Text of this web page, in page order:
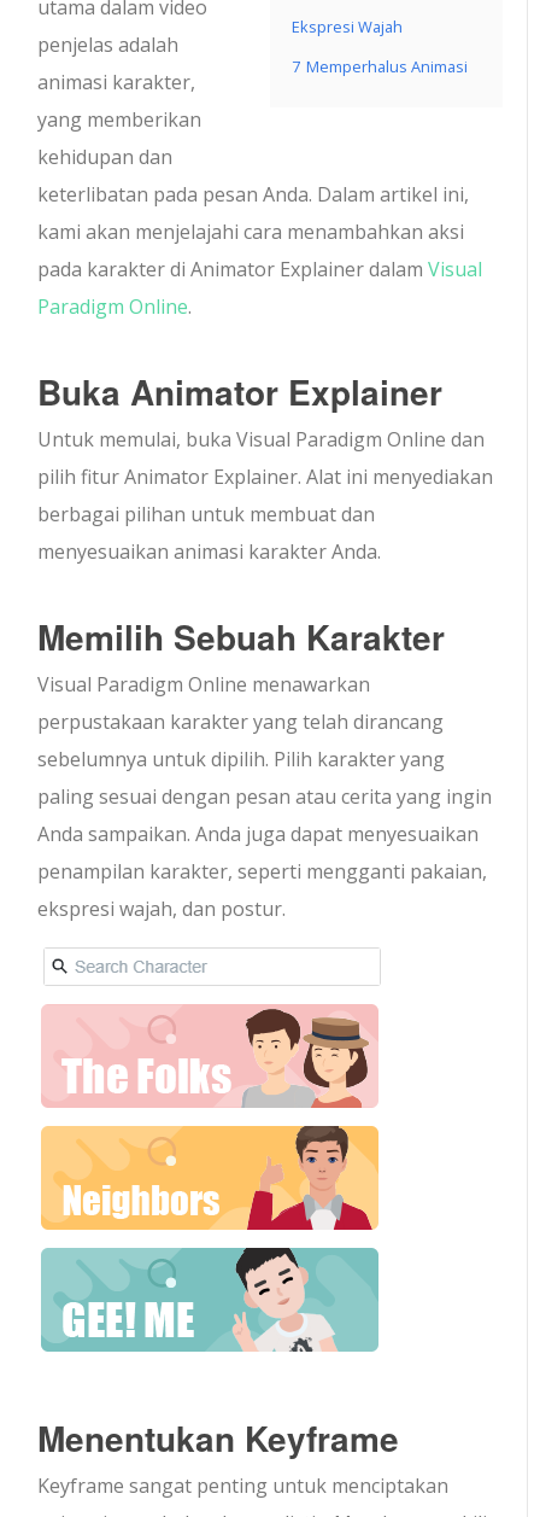
Ekspresi Wajah
7 Memperhalus Animasi
utama dalam video
penjelas adalah
animasi karakter,
yang memberikan
kehidupan dan
keterlibatan pada pesan Anda. Dalam artikel ini,
kami akan menjelajahi cara menambahkan aksi
pada karakter di Animator Explainer dalamVisual
Paradigm Online.
Buka Animator Explainer
Untuk memulai, buka Visual Paradigm Online dan
pilih fitur Animator Explainer. Alat ini menyediakan
berbagai pilihan untuk membuat dan
menyesuaikan animasi karakter Anda.
Memilih Sebuah Karakter
Visual Paradigm Online menawarkan
perpustakaan karakter yang telah dirancang
sebelumnya untuk dipilih. Pilih karakter yang
paling sesuai dengan pesan atau cerita yang ingin
Anda sampaikan. Anda juga dapat menyesuaikan
penampilan karakter, seperti mengganti pakaian,
ekspresi wajah, dan postur.
Menentukan Keyframe
Keyframe sangat penting untuk menciptakan